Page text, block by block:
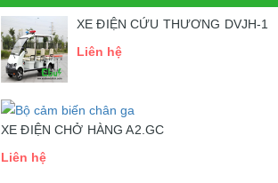
XE ĐIỆN CỨU THƯƠNG DVJH-1
Liên hệ
XE ĐIỆN CHỞ HÀNG A2.GC
Liên hệ